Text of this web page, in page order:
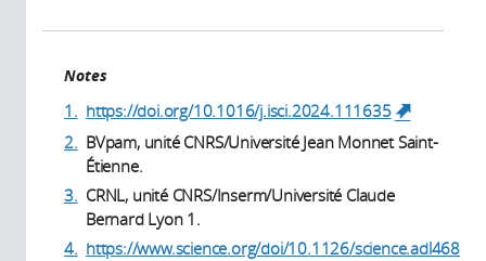
Notes
1. https://doi.org/10.1016/j.isci.2024.111635
(link is
external)
2. BVpam, unité CNRS/Université Jean Monnet Saint-
Étienne.
3. CRNL, unité CNRS/Inserm/Université Claude
Bernard Lyon 1.
4. https://www.science.org/doi/10.1126/science.adl4685